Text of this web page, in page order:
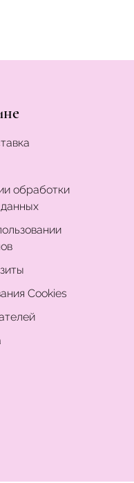
обработки
Cookies